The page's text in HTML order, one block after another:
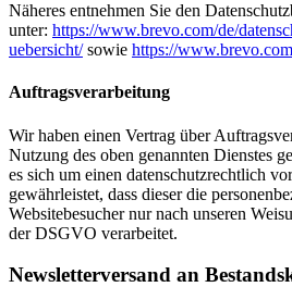
Näheres entnehmen Sie den
unter: https://www.brevo.com/de/
uebersicht/sowie https://
Auftragsverarbeitung
Wir haben einen Vertrag über
Nutzung des oben genannten Dienstes
es sich um einen datenschutzrechtlich
gewährleistet, dass dieser die
Websitebesucher nur nach unseren
der DSGVO verarbeitet.
Newsletterversand an